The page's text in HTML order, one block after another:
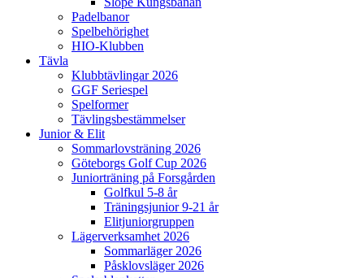
Padelbanor
Spelbehörighet
HIO-Klubben
Tävla
Klubbtävlingar 2026
GGF Seriespel
Spelformer
Tävlingsbestämmelser
Junior & Elit
Sommarlovsträning 2026
Göteborgs Golf Cup 2026
Juniorträning på Forsgården
Golfkul 5-8 år
Träningsjunior 9-21 år
Elitjuniorgruppen
Lägerverksamhet 2026
Sommarläger 2026
Påsklovsläger 2026